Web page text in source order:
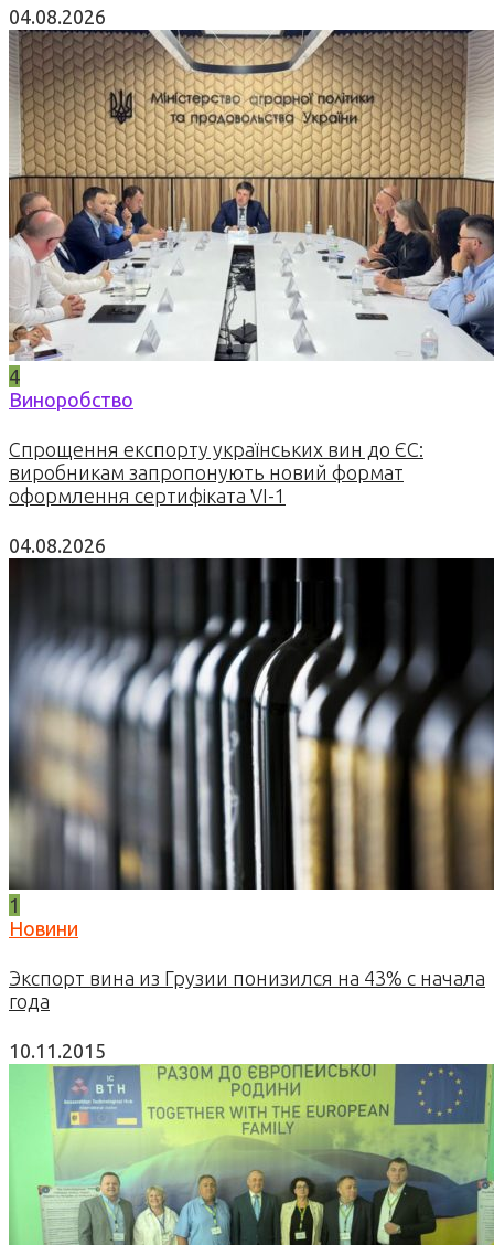
04.08.2026
4
Виноробство
Спрощення експорту українських вин до ЄС:
виробникам запропонують новий формат
оформлення сертифіката VI-1
04.08.2026
1
Новини
Экспорт вина из Грузии понизился на 43% с начала
года
10.11.2015